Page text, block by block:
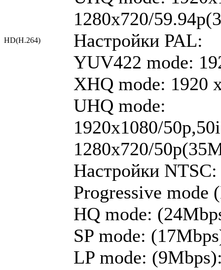
HD(H.264)
1280x720/
Настройки PAL:
YUV422 mode:
XHQ mode: 1920
UHQ mode:
1920x1080/
1280x720/
Настройки NTSC:
Progressive mode
HQ mode:
SP mode:
LP mode: